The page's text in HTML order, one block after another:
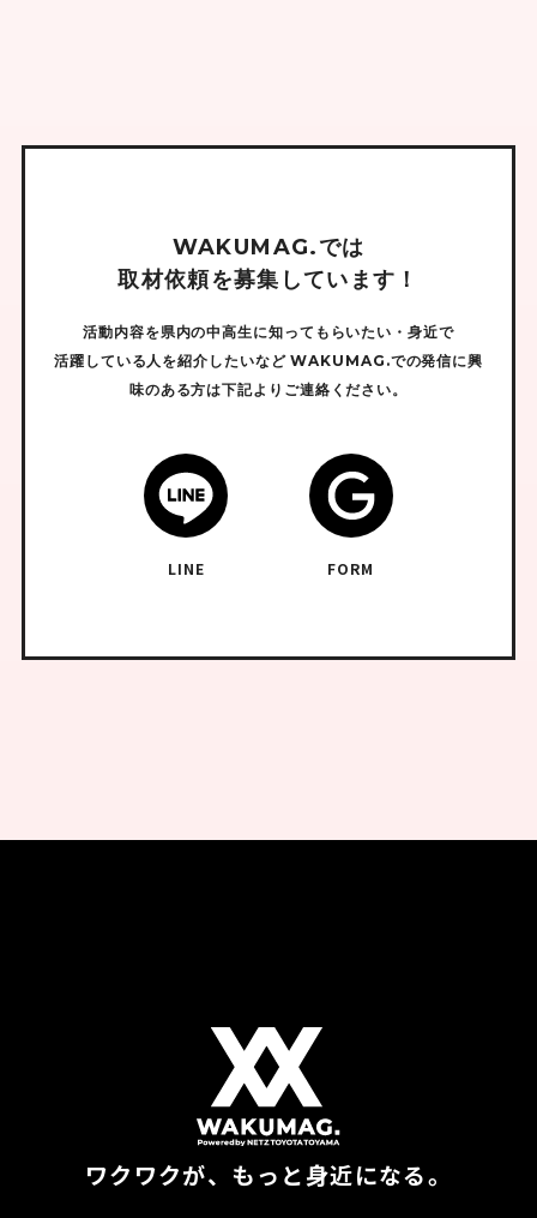
WAKUMAG.では
取材依頼を募集 してい ます ！
活動内容を県内の中高生に知ってもらいたい・身近で
活躍している人を紹介したいなどWAKUMAG.での発信に興
味のある方は下記よりご連絡ください。
LINE FORM
ワクワクが、もっと身近になる。